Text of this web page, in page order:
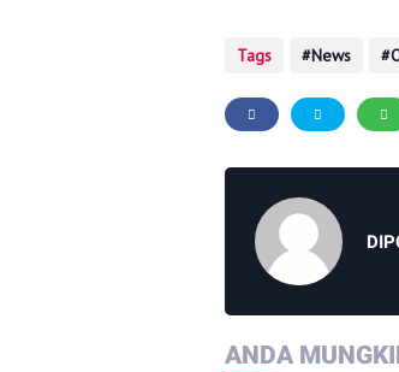
Tags News
ANDA